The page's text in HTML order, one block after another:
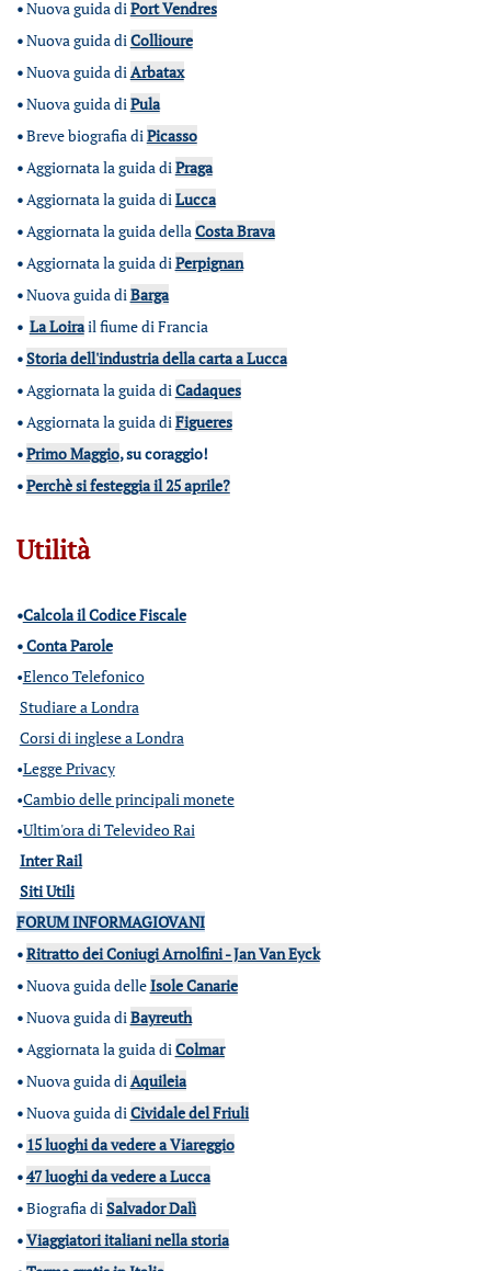
•Nuova guida diPort Vendres
•Nuova guida diCollioure
•Nuova guida diArbatax
•Nuova guida diPula
•Breve biografia diPicasso
•Aggiornata la guida diPraga
•Aggiornata la guida diLucca
•Aggiornata la guida dellaCosta Brava
•Aggiornata la guida diPerpignan
•Nuova guida diBarga
• La Loirail fiume di Francia
•Storia dell'industria della carta a Lucca
•Aggiornata la guida diCadaques
•Aggiornata la guida diFigueres
•Primo Maggio, su coraggio!
•Perchè si festeggia il 25 aprile?
Utilità
•Calcola il Codice Fiscale
•Conta Parole
•Elenco Telefonico
Studiare a Londra
Corsi di inglese a Londra
•Legge Privacy
•Cambio delle principali monete
•Ultim'ora di Televideo Rai
Inter Rail
Siti Utili
FORUM INFORMAGIOVANI
•Ritratto dei Coniugi Arnolfini - Jan Van Eyck
•Nuova guida delleIsole Canarie
•Nuova guida diBayreuth
•Aggiornata la guida diColmar
•Nuova guida diAquileia
•Nuova guida diCividale del Friuli
• 15 luoghi da vedere a Viareggio
•47 luoghi da vedere a Lucca
•Biografia diSalvador Dalì
•Viaggiatori italiani nella storia